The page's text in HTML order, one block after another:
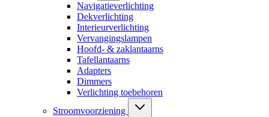
Navigatieverlichting
Dekverlichting
Interieurverlichting
Vervangingslampen
Hoofd- & zaklantaarns
Tafellantaarns
Adapters
Dimmers
Verlichting toebehoren
Stroomvoorziening